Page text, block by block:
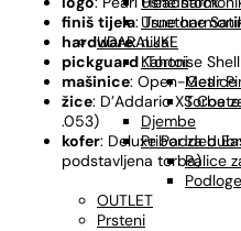
Usne
UDARALJKE
Kahoni
Metlice
Torbe
Djembe
Pribor za
Palice
OUTLET
Prsteni
finiš tijela: Truetone
hardware: nikal
pickguard:Tortoise Shell
mašinice: Open-Gear
žice: D’Addario XS
.053)
kofer: Deluxe Padded
podstavljena torba)